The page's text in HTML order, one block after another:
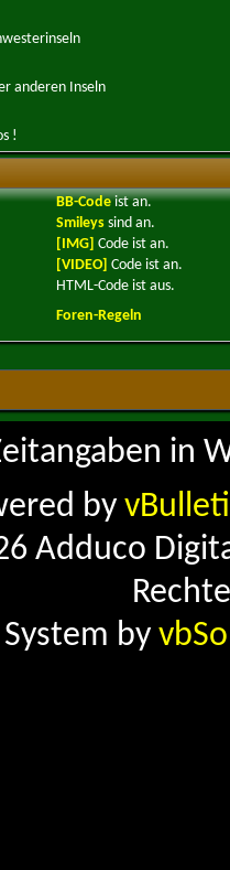
anderen Inseln
!
BB-Codeistan.
Smileyssind an.
[IMG] Code ist an.
[VIDEO] Code ist an.
HTML-Code ist aus.
Foren-Regeln
in
by
Adduco
System by